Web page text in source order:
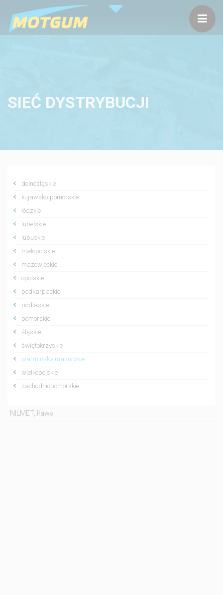
SIEĆ DYSTRYBUCJI
dolnośląskie
kujawsko-pomorskie
łódzkie
lubelskie
lubuskie
małopolskie
mazowieckie
opolskie
podkarpackie
podlaskie
pomorskie
śląskie
świętokrzyskie
warmińsko-mazurskie
wielkopolskie
zachodniopomorskie
NILMET, Iława